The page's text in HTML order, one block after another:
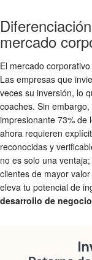
mercado
El mercado
Las empresas que
veces su inversión, lo
coaches. Sin
impresionante 73% de
ahora requieren
reconocidas y
no es solo una
clientes de mayor
eleva tu potencial de
desarrollo de